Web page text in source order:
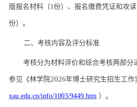
版报名材料（1份）、报名缴费凭证和攻
份）。
二、考核内容及评分标准
考核分为材料评价和综合考核两部分
参见《林学院2026年博士研究生招生工作
xau.edu.cn/info/1003/9449.htm ）。